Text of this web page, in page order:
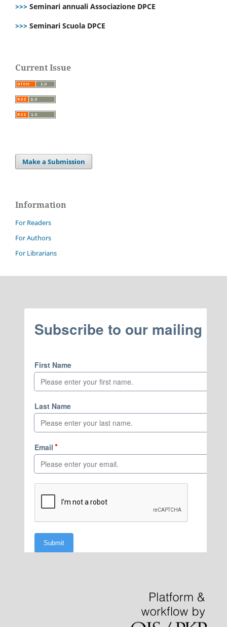
>>> Seminari annuali Associazione DPCE
>>> Seminari Scuola DPCE
Current Issue
Make a Submission
Information
For Readers
For Authors
For Librarians